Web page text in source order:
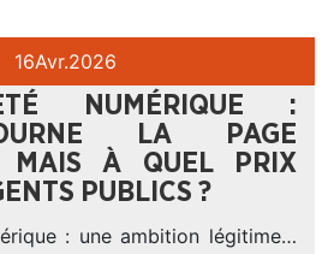
16Avr.2026
NUMÉRIQUE :
LA PAGE
MAIS À QUEL PRIX
PUBLICS ?
: une ambition légitime…